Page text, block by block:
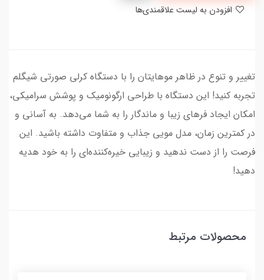
تغییر و تنوع در ظاهر موهایتان را با دستگاه کرلی صورتی شیگلم
تجربه کنید! این دستگاه با طراحی ارگونومیک و پوشش سرامیکی،
امکان ایجاد فرهای زیبا و ماندگار را به شما می‌دهد. به آسانی و
در کمترین زمان، مدل مویی جذاب و متفاوت داشته باشید. این
فرصت را از دست ندهید و زیبایی خیره‌کننده‌ای را به خود هدیه
دهید!
محصولات مرتبط